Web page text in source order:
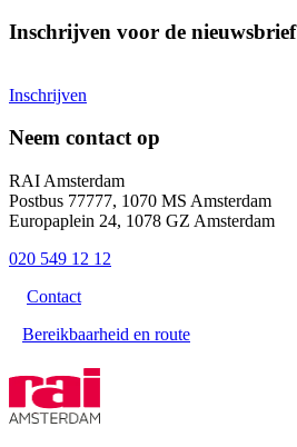
Inschrijven voor de nieuwsbrief
Inschrijven
Neem contact op
RAI Amsterdam
Postbus 77777, 1070 MS Amsterdam
Europaplein 24, 1078 GZ Amsterdam
020 549 12 12
Contact
Bereikbaarheid en route